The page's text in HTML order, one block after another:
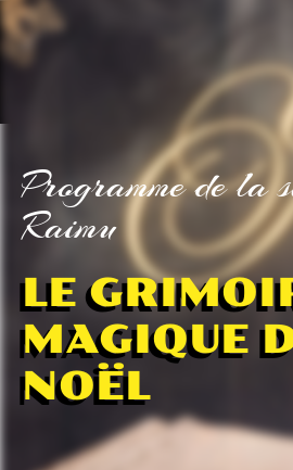
Programme de la
Raimu
LE
MAGIQUE
NOËL